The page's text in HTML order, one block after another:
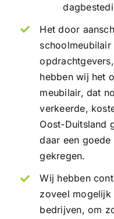
Het door
hebben wij het
meubilair, dat
verkeerde,
Oost-Duitsland
daar een
gekregen.
Wij hebben
zoveel mogelijk
bedrijven, om